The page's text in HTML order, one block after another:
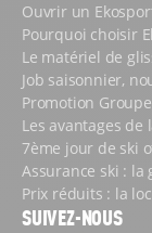
Ouvrir un
Pourquoi choisir
Le matériel de
Job saisonnier,
Promotion Groupe
Les avantages de
7ème jour de ski
Assurance ski : la
Prix réduits : la
SUIVEZ-NOUS